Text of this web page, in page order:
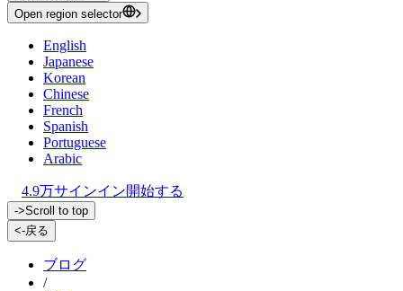
Open region selector
English
Japanese
Korean
Chinese
French
Spanish
Portuguese
Arabic
4.9万サインイン開始する
->Scroll to top
<-戻る
ブログ
/